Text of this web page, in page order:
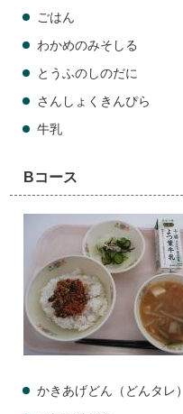
ごはん
わかめのみそしる
とうふのしのだに
さんしょくきんぴら
牛乳
Bコース
かきあげどん（どんタレ）